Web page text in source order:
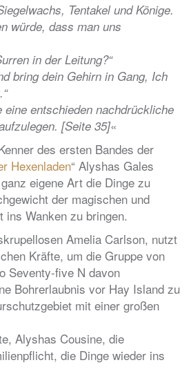
Tentakel und Könige.
würde, dass man uns
in der Leitung?“
bring dein Gehirn in Gang, Ich
eine entschieden nachdrückliche
[Seite 35]«
des ersten Bandes der
Hexenladen“ Alyshas Gales
eigene Art die Dinge zu
der magischen und
ins Wanken zu bringen.
Amelia Carlson, nutzt
Kräfte, um die Gruppe von
Seventy-five N davon
Bohrerlaubnis vor Hay Island zu
mit einer großen
Alyshas Cousine, die
die Dinge wieder ins